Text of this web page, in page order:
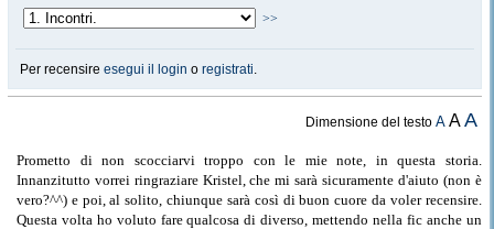
>>
Per recensire esegui il login o registrati.
Dimensione del testoA AA
Prometto di non scocciarvi troppo con le mie note, in questa storia.
Innanzitutto vorrei ringraziare Kristel, che mi sarà sicuramente d'aiuto (non è
vero?^^) e poi, al solito, chiunque sarà così di buon cuore da voler recensire.
Questa volta ho voluto fare qualcosa di diverso, mettendo nella fic anche un